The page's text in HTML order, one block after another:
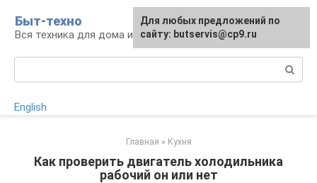
контенту
Быт-техно
Вся техника для дома и сада
English
Главная » Кухня
Как проверить двигатель холодильника
рабочий он или нет
Для любых предложений по
сайту: butservis@cp9.ru